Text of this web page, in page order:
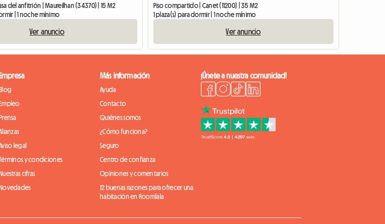
del anfitrión | Maureilhan (34370) | 15 M2
| 1 noche mínimo
Ver anuncio
Piso compartido | Canet (11200) | 35 M2
1 plaza(s) para dormir | 1 noche mínimo
Ver anuncio
Empresa
legal
y condiciones
cifras
Más información
Ayuda
Contacto
Quiénes somos
¿Cómo funciona?
Seguro
Centro de confianza
Opiniones y comentarios
12 buenas razones para ofrecer una
habitación en Roomlala
¡Únete a nuestra comunidad!